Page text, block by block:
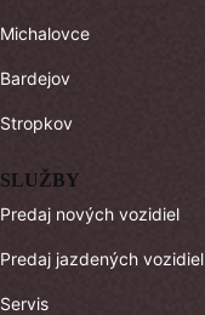
Michalovce
Bardejov
Stropkov
SLUŽBY
Predaj nových vozidiel
Predaj jazdených vozidiel
Servis